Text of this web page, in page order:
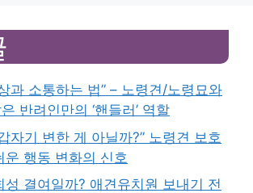
과 소통하는 법” – 노령견/노령묘와
반려인만의 ‘핸들러’ 역할
자기 변한 게 아닐까?” 노령견 보호
운 행동 변화의 신호
성 결여일까? 애견유치원 보내기 전